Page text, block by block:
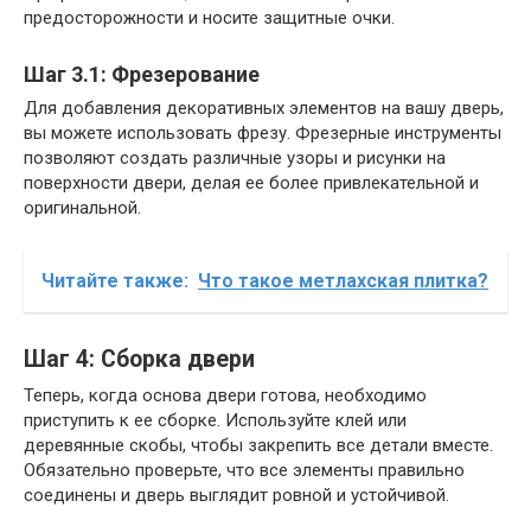
предосторожности и носите защитные очки.
Шаг 3.1: Фрезерование
Для добавления декоративных элементов на вашу дверь,
вы можете использовать фрезу. Фрезерные инструменты
позволяют создать различные узоры и рисунки на
поверхности двери, делая ее более привлекательной и
оригинальной.
Читайте также: Что такое метлахская плитка?
Шаг 4: Сборка двери
Теперь, когда основа двери готова, необходимо
приступить к ее сборке. Используйте клей или
деревянные скобы, чтобы закрепить все детали вместе.
Обязательно проверьте, что все элементы правильно
соединены и дверь выглядит ровной и устойчивой.